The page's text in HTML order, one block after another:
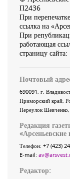
П2436
При
ссылка на
При
работающая
страницу сайта:
Почтовый
690091, г.
Приморский край,
Переулок Шевченко
Редакция
«Арсеньевские
Телефон: +7 (423)
E-mail:
Редактор: